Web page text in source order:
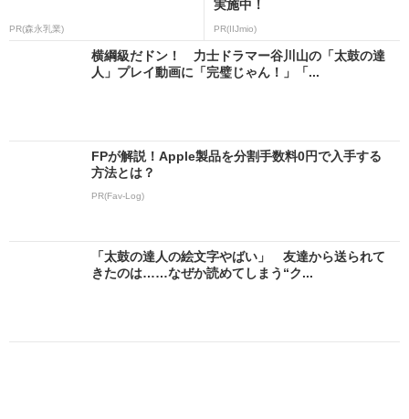
PR(森永乳業)
実施中！
PR(IIJmio)
横綱級だドン！ 力士ドラマー谷川山の「太鼓の達
人」プレイ動画に「完璧じゃん！」「...
FPが解説！Apple製品を分割手数料0円で入手する
方法とは？
PR(Fav-Log)
「太鼓の達人の絵文字やばい」 友達から送られて
きたのは……なぜか読めてしまう“ク...